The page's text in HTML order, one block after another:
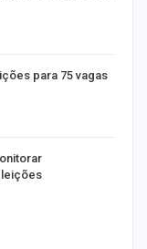
para 75 vagas